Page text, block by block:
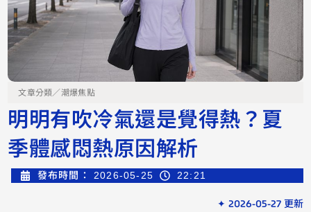
文章分類／潮爆焦點
明明有吹冷氣還是覺得熱？夏
季體感悶熱原因解析
發布時間： 2026-05-25 22:21
✦ 2026-05-27 更新